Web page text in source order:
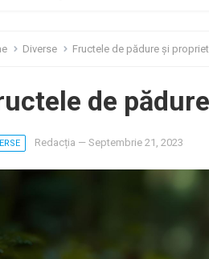
Diverse Fructele de pădure și
de
Redacția — Septembrie 21, 2023